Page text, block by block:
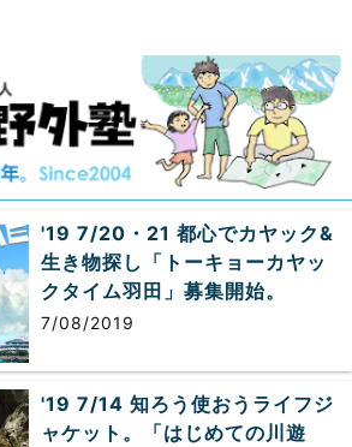
'19 7/20・21 都心でカヤック&
生き物探し「トーキョーカヤッ
クタイム羽田」募集開始。
7/08/2019
'19 7/14 知ろう使おうライフジ
ャケット。「はじめての川遊